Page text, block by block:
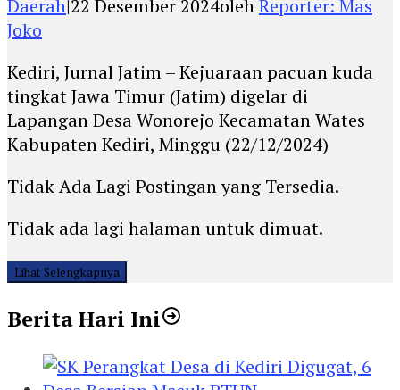
Daerah|22 Desember 2024olehReporter: Mas
Joko
Kediri, Jurnal Jatim – Kejuaraan pacuan kuda
tingkat Jawa Timur (Jatim) digelar di
Lapangan Desa Wonorejo Kecamatan Wates
Kabupaten Kediri, Minggu (22/12/2024)
Tidak Ada Lagi Postingan yang Tersedia.
Tidak ada lagi halaman untuk dimuat.
Lihat Selengkapnya
Berita Hari Ini